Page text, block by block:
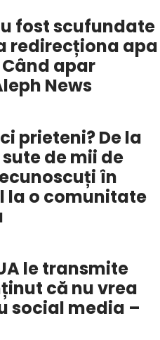
fost scufundate
redirecționa apa
apar
News
prieteni? De la
de mii de
în
la o comunitate
le transmite
că nu vrea
social media –